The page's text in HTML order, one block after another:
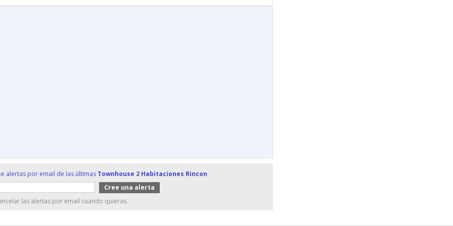
alertas por email de las últimas Townhouse 2 Habitaciones Rincon
las alertas por email cuando quieras.